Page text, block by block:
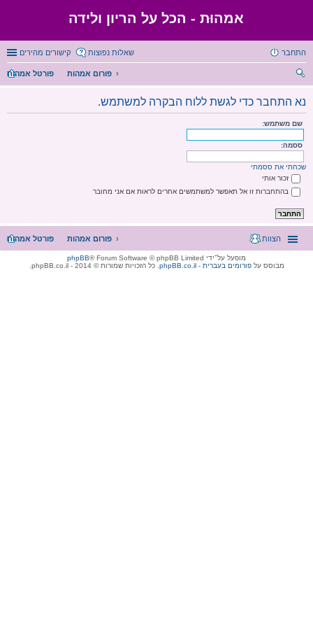
אמהוּת - הכל על הריון ולידה
קישורים מהירים שאלות נפוצות התחבר
פורטל אמהות
פורום אמהות
ש
נא התחבר כדי לגשת ללוח הבקרה למשתמש.
שם משתמש:
ססמה:
שכחתי את ססמתי
זכור אותי
בהתחברות זו אל תאפשר למשתמשים אחרים לראות אם אני מחובר
פורטל אמהות פורום אמהות הצוות
מופעל על־ידי phpBB® Forum Software © phpBB Limited
מבוסס עלphpBB.co.il - פורומים בעברית . כל הזכויות שמורות © 2014 - phpBB.co.il.